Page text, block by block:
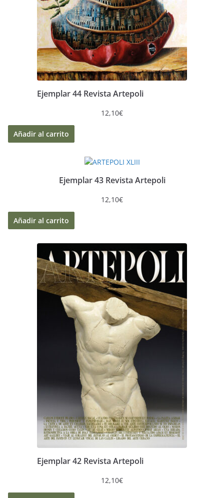
Ejemplar 44 Revista Artepoli
12,10€
Añadir al carrito
Ejemplar 43 Revista Artepoli
12,10€
Añadir al carrito
Ejemplar 42 Revista Artepoli
12,10€